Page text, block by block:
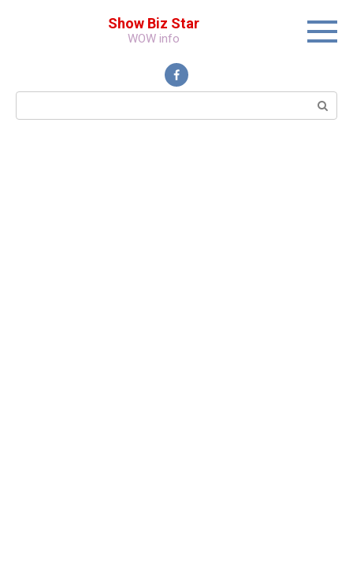
Show Biz Star
WOW info
Поиск: